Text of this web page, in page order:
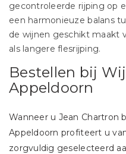
gecontroleerde rijping op
een harmonieuze balans
de wijnen geschikt maakt
als langere flesrijping.
Bestellen bij
Appeldoorn
Wanneer u Jean Chartron
Appeldoorn profiteert u
zorgvuldig geselecteerd